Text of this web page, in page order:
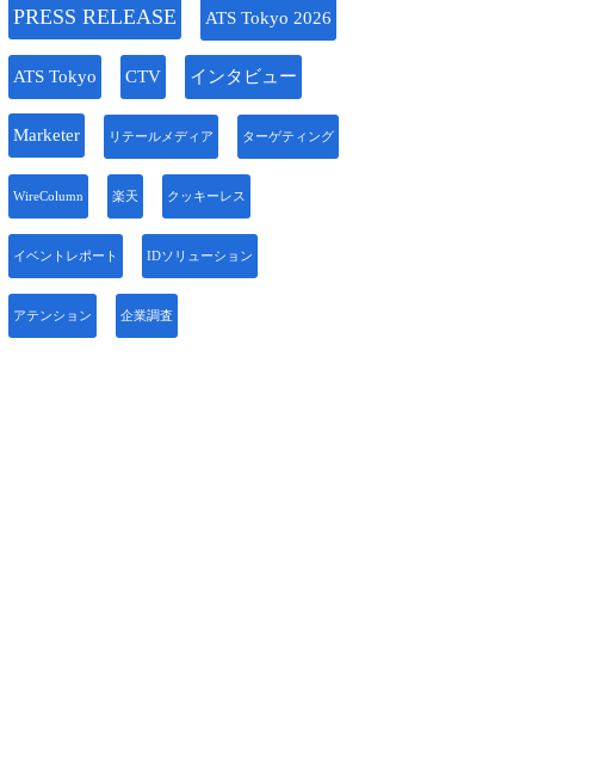
PRESS RELEASE ATS Tokyo 2026
ATS Tokyo CTV インタビュー
Marketer リテールメディア ターゲティング
WireColumn 楽天 クッキーレス
イベントレポート IDソリューション
アテンション 企業調査